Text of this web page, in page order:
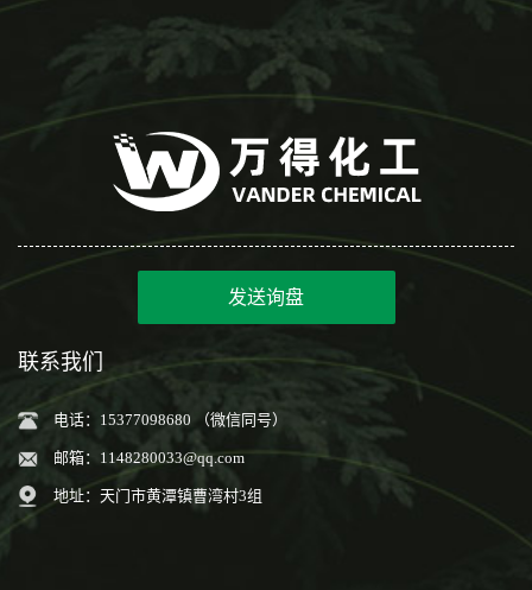
发送询盘
联系我们
电话：15377098680 （微信同号）
邮箱： 1148280033@qq.com
地址：天门市黄潭镇曹湾村3组